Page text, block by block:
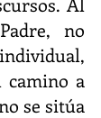
no
camino a
se sitúa